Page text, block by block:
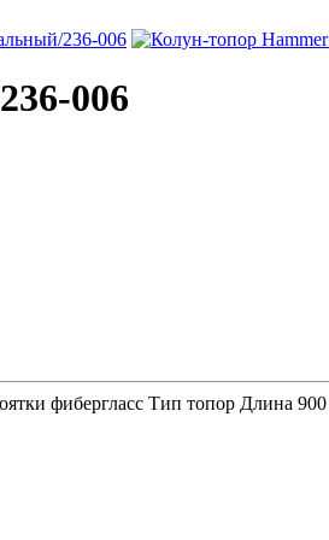
006
фибергласс Тип топор Длина